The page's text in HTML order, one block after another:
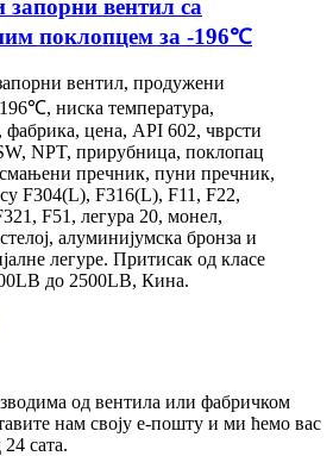
запорни вентил са
поклопцем за -196℃
вентил, продужени
ниска температура,
фабрика, цена, API 602, чврсти
NPT, прирубница, поклопац
смањени пречник, пуни пречник,
F304(L), F316(L), F11, F22,
F51, легура 20, монел,
алуминијумска бронза и
легуре. Притисак од класе
до 2500LB, Кина.
од вентила или фабричком
нам своју е-пошту и ми ћемо вас
сата.